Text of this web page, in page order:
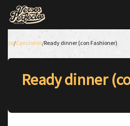
Inicio/Canciones/Ready dinner (con Fashioner)
Ready dinner